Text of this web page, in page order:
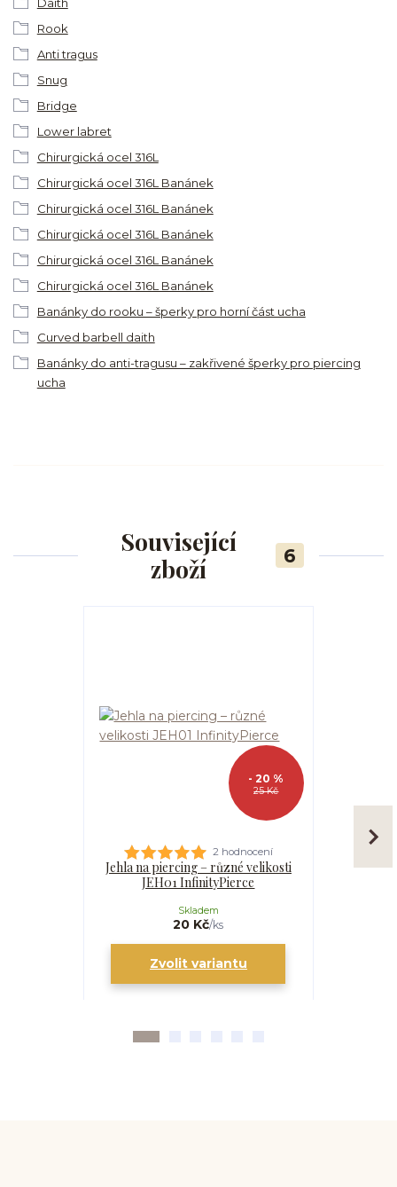
Daith
Rook
Anti tragus
Snug
Bridge
Lower labret
Chirurgická ocel 316L
Chirurgická ocel 316L Banánek
Chirurgická ocel 316L Banánek
Chirurgická ocel 316L Banánek
Chirurgická ocel 316L Banánek
Chirurgická ocel 316L Banánek
Banánky do rooku – šperky pro horní část ucha
Curved barbell daith
Banánky do anti-tragusu – zakřivené šperky pro piercing
ucha
Související
zboží
6
25 Kč
- 20 %
2 hodnocení
Jehla na piercing – různé velikosti
JEH01 InfinityPierce
20 Kč/ks
Skladem
Zvolit variantu